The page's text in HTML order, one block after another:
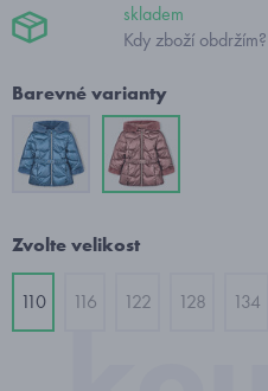
skladem
Kdy zboží obdržím?
Barevné varianty
Zvolte velikost
110 116 122 128 134